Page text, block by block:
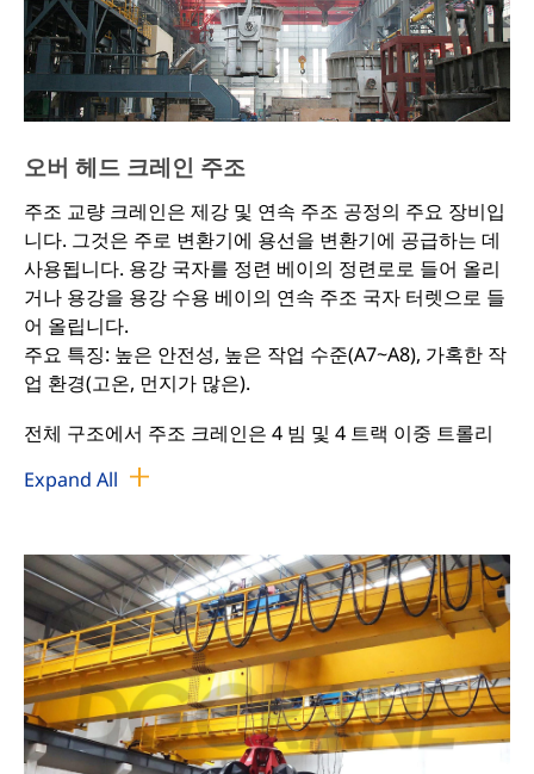
오버 헤드 크레인 주조
주조 교량 크레인은 제강 및 연속 주조 공정의 주요 장비입
니다. 그것은 주로 변환기에 용선을 변환기에 공급하는 데
사용됩니다. 용강 국자를 정련 베이의 정련로로 들어 올리
거나 용강을 용강 수용 베이의 연속 주조 국자 터렛으로 들
어 올립니다.
주요 특징: 높은 안전성, 높은 작업 수준(A7~A8), 가혹한 작
업 환경(고온, 먼지가 많은).
전체 구조에서 주조 크레인은 4 빔 및 4 트랙 이중 트롤리
유형, 4 빔 및 6 트랙 이중 트롤리 유형, 이중 빔 및 이중 트
랙 단일 트롤리 유형, 이중 빔의 5 가지 범주로 나눌 수 있
인이라고 부르고 75ton 이상의 용량은 YZ 야금 오버 헤드
크레인이라고 불렀습니다.
우리의 주조 크레인은 새로운 구조, 안전 및 신뢰성, 경제성
및 내구성, 간단한 유지 보수가 특징입니다. 또한 다음 옵션
을 제공할 수 있습니다.
회전식 갠트리 후크 스프레더.
Expand All